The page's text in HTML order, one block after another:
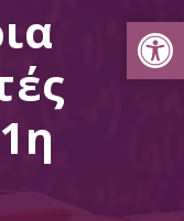
Ανοίξτε τη γραμμή εργαλείων